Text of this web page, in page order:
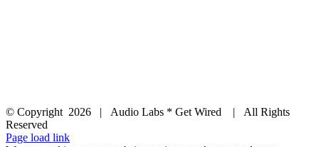
© Copyright 2026 | Audio Labs * Get Wired | All Rights
Reserved
Facebook
Instagram
YouTube
LinkedIn
X
Page load link